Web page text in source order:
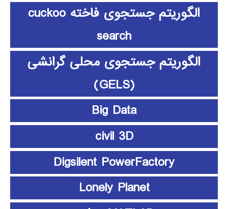
الگوریتم جستجوی فاخته cuckoo
search
الگوریتم جستجوی محلی گرانشی
(GELS)
Big Data
civil 3D
Digsilent PowerFactory
Lonely Planet